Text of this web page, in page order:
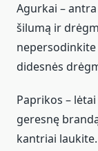
Agurkai –
šilumą ir
didesnės
Paprikos –
geresnę
kantriai laukite.